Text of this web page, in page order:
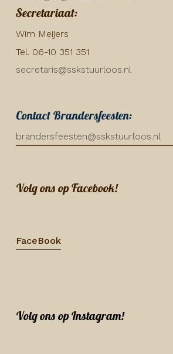
Secretariaat:
Wim Meijers
Tel. 06-10 351 351
secretaris@sskstuurloos.nl
Contact Brandersfeesten:
brandersfeesten@sskstuurloos.nl
Volg ons op Facebook!
FaceBook
Volg ons op Instagram!